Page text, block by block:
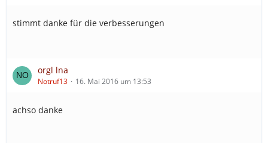
stimmt danke für die verbesserungen
orgl lna
Notruf13 16. Mai 2016 um 13:53
achso danke